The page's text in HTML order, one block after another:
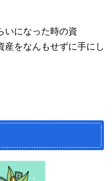
いになった時の資
をなんもせずに手にし